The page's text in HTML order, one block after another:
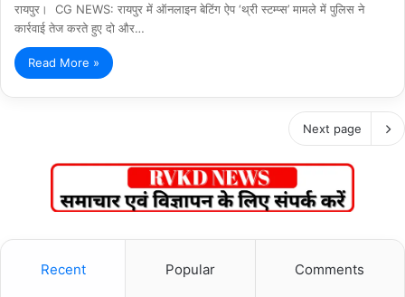
रायपुर। CG NEWS: रायपुर में ऑनलाइन बेटिंग ऐप ‘थ्री स्टम्प्स’ मामले में पुलिस ने
कार्रवाई तेज करते हुए दो और…
Read More »
Next page
Recent Popular Comments